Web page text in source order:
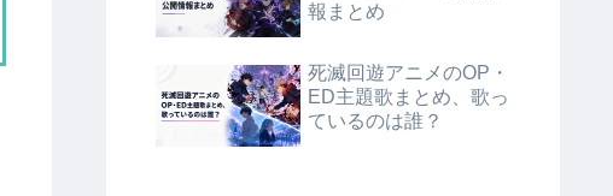
報まとめ
死滅回遊アニメのOP・
ED主題歌まとめ、歌っ
ているのは誰？